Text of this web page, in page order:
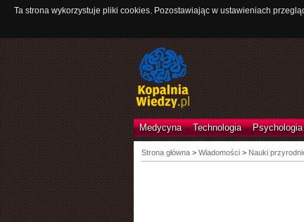
Ta strona wykorzystuje pliki cookies. Pozostawiając w ustawieniach
Medycyna Technologia Psychologia
Strona główna> Wiadomości > Nauki